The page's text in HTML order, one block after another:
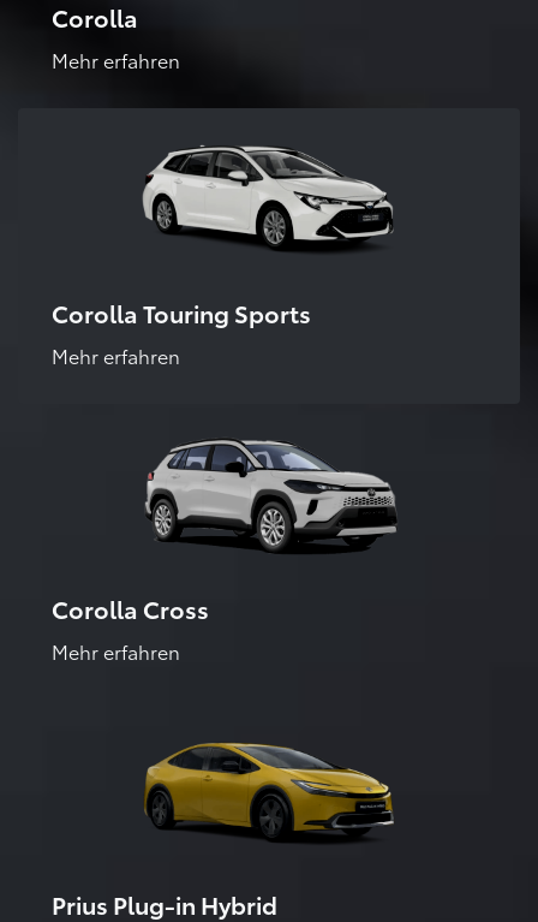
Corolla
Mehr erfahren
Corolla Touring Sports
Mehr erfahren
Corolla Cross
Mehr erfahren
Prius Plug-in Hybrid